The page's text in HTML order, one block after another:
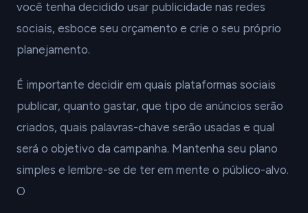
você tenha decidido usar publicidade nas redes
sociais, esboce seu orçamento e crie o seu próprio
planejamento.
É importante decidir em quais plataformas sociais
publicar, quanto gastar, que tipo de anúncios serão
criados, quais palavras-chave serão usadas e qual
será o objetivo da campanha. Mantenha seu plano
simples e lembre-se de ter em mente o público-alvo.
O